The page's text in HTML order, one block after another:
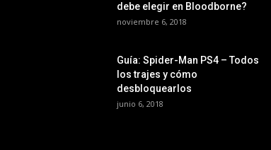
debe elegir en Bloodborne?
noviembre 6, 2018
Guía: Spider-Man PS4 – Todos
los trajes y cómo
desbloquearlos
junio 6, 2018